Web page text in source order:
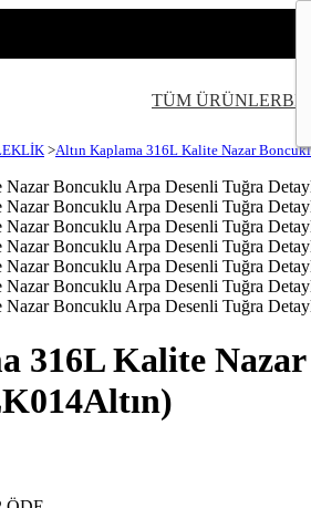
TÜM ÜRÜNLER
>Altın Kaplama 316L Kalite Nazar
316L Kalite